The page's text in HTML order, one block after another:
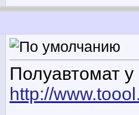
Полуавтомат у
http://